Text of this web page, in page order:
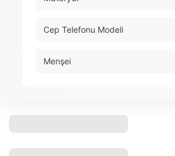
Cep Telefonu Modeli
Menşei